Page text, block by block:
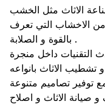
الاثاث مثل الخشب
الاخشاب التي تعرف
بالقوة و الصلابة .
التقنيات داخل منجرة
تشطيب الاثاث بانواعه
صيانة الاثاث و اصلاح